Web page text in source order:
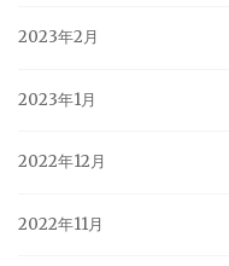
2023年2月
2023年1月
2022年12月
2022年11月